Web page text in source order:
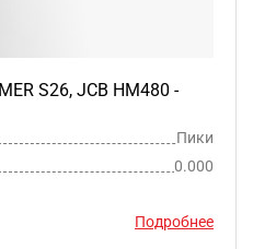
S26, JCB HM480 -
Пики
0.000
Подробнее